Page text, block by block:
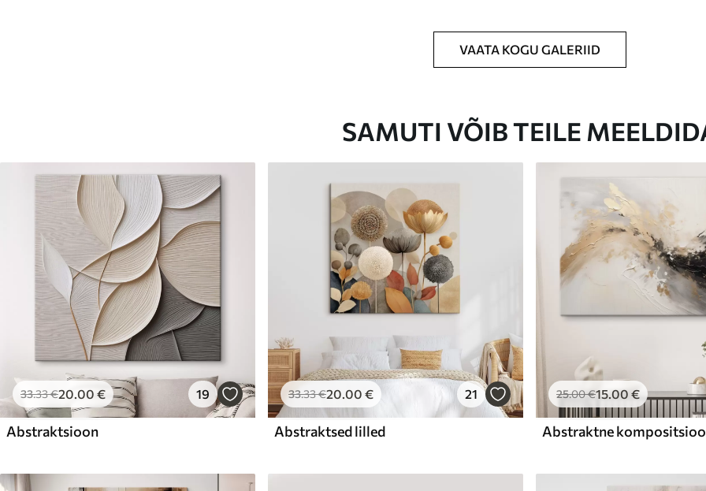
VAATA KOGU GALERIID
SAMUTI VÕIB TEILE
33.33€20.00 € 19
Abstraktsioon
33.33€20.00 € 21
Abstraktsed lilled
25.00€15.00 €